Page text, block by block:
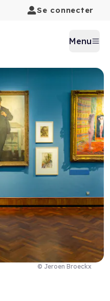
Se connecter
Menu
© Jeroen Broeckx